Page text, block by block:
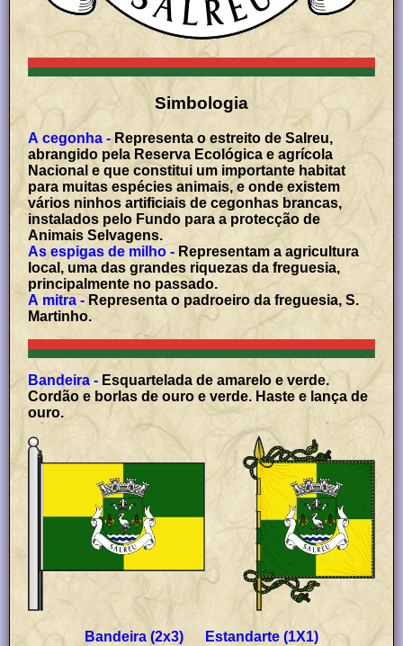
Simbologia
A cegonha -Representa o estreito de Salreu,
abrangido pela Reserva Ecológica e agrícola
Nacional e que constitui um importante habitat
para muitas espécies animais, e onde existem
vários ninhos artificiais de cegonhas brancas,
instalados pelo Fundo para a protecção de
Animais Selvagens.
As espigas de milho -
local, uma das grandes riquezas da freguesia,
principalmente no passado.
A mitra -Representa o padroeiro da freguesia, S.
Martinho.
Bandeira - Esquartelada de amarelo e verde.
Cordão e borlas de ouro e verde. Haste e lança de
ouro.
Bandeira (2x3) Estandarte (1X1)